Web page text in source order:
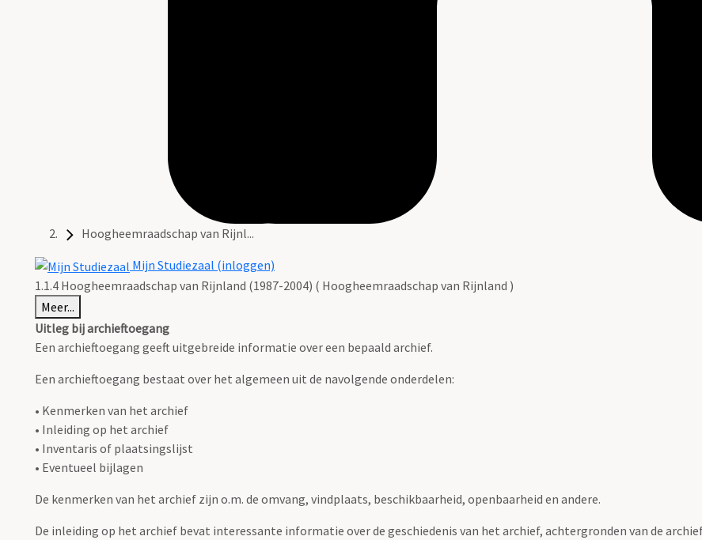
Hoogheemraadschap van Rijnl...
Mijn Studiezaal (inloggen)
1.1.4 Hoogheemraadschap van Rijnland (1987-2004) ( Hoogheemraadschap van Rijnland )
Meer...
Uitleg bij archieftoegang
Een archieftoegang geeft uitgebreide informatie over een bepaald archief.
Een archieftoegang bestaat over het algemeen uit de navolgende onderdelen:
• Kenmerken van het archief
• Inleiding op het archief
• Inventaris of plaatsingslijst
• Eventueel bijlagen
De kenmerken van het archief zijn o.m. de omvang, vindplaats, beschikbaarheid, openbaarheid en andere.
De inleiding op het archief bevat interessante informatie over de geschiedenis van het archief, achtergronden van de